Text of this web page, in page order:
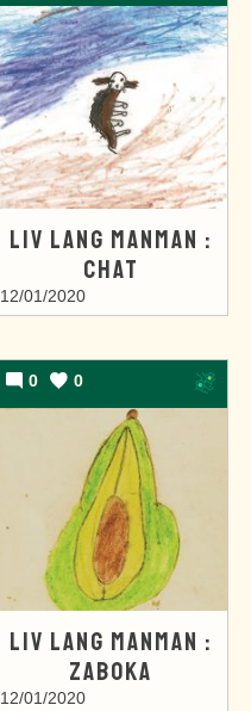
LIV LANG MANMAN :
CHAT
12/01/2020
0 0
LIV LANG MANMAN :
ZABOKA
12/01/2020